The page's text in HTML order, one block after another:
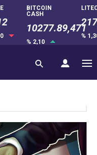
BITCOIN
CASH
10277.89,471
% 2,10
%